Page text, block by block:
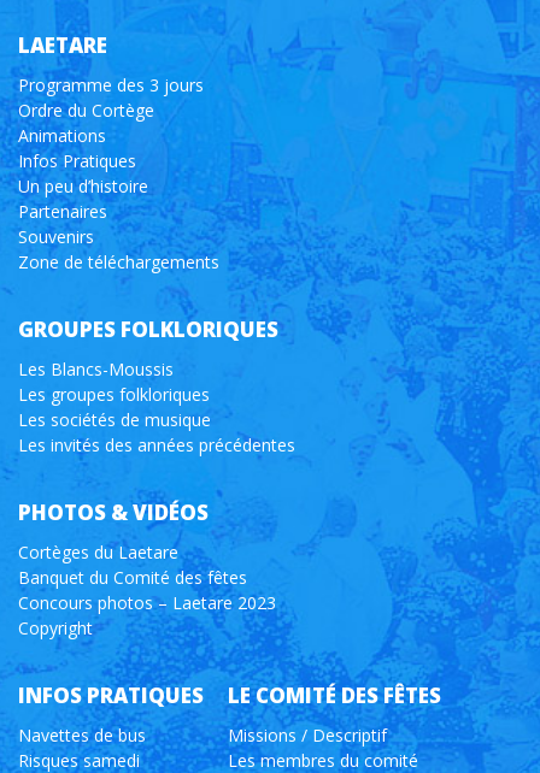
LAETARE
Programme des 3 jours
Ordre du Cortège
Animations
Infos Pratiques
Un peu d’histoire
Partenaires
Souvenirs
Zone de téléchargements
GROUPES FOLKLORIQUES
Les Blancs-Moussis
Les groupes folkloriques
Les sociétés de musique
Les invités des années précédentes
PHOTOS & VIDÉOS
Cortèges du Laetare
Banquet du Comité des fêtes
Concours photos – Laetare 2023
Copyright
INFOS PRATIQUES
Navettes de bus
Risques samedi
LE COMITÉ DES FÊTES
Missions / Descriptif
Les membres du comité